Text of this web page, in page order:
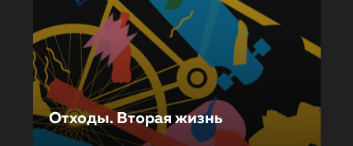
Отходы. Вторая жизнь